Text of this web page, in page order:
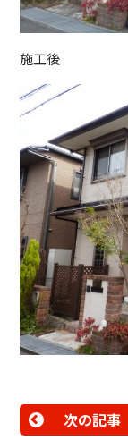
施工後
次の記事